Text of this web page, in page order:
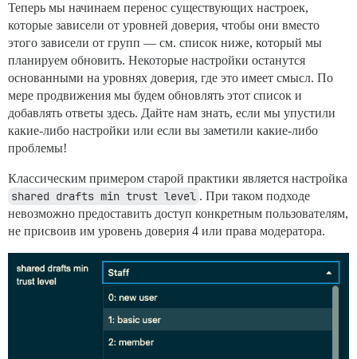
Теперь мы начинаем перенос существующих настроек,
которые зависели от уровней доверия, чтобы они вместо
этого зависели от групп — см. список ниже, который мы
планируем обновить. Некоторые настройки останутся
основанными на уровнях доверия, где это имеет смысл. По
мере продвижения мы будем обновлять этот список и
добавлять ответы здесь. Дайте нам знать, если мы упустили
какие-либо настройки или если вы заметили какие-либо
проблемы!
Классическим примером старой практики является настройка
shared drafts min trust level . При таком подходе
невозможно предоставить доступ конкретным пользователям,
не присвоив им уровень доверия 4 или права модератора.